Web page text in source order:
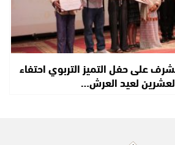
على حفل التميز التربوي احتفاء
لعيد العرش…